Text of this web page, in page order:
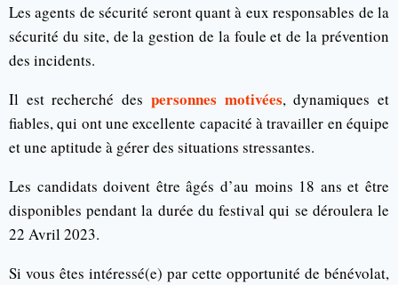
Les agents de sécurité seront quant à eux responsables de la
sécurité du site, de la gestion de la foule et de la prévention
des incidents.
Il est recherché des personnes motivées, dynamiques et
fiables, qui ont une excellente capacité à travailler en équipe
et une aptitude à gérer des situations stressantes.
Les candidats doivent être âgés d’au moins 18 ans et être
disponibles pendant la durée du festival qui se déroulera le
22 Avril 2023.
Si vous êtes intéressé(e) par cette opportunité de bénévolat,